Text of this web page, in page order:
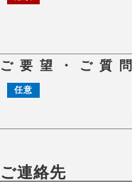
ご要望・ご質問
任意
ご連絡先